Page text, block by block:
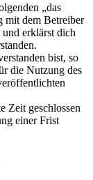
„das
mit dem Betreiber
erklärst dich
bist, so
die Nutzung des
Zeit geschlossen
einer Frist